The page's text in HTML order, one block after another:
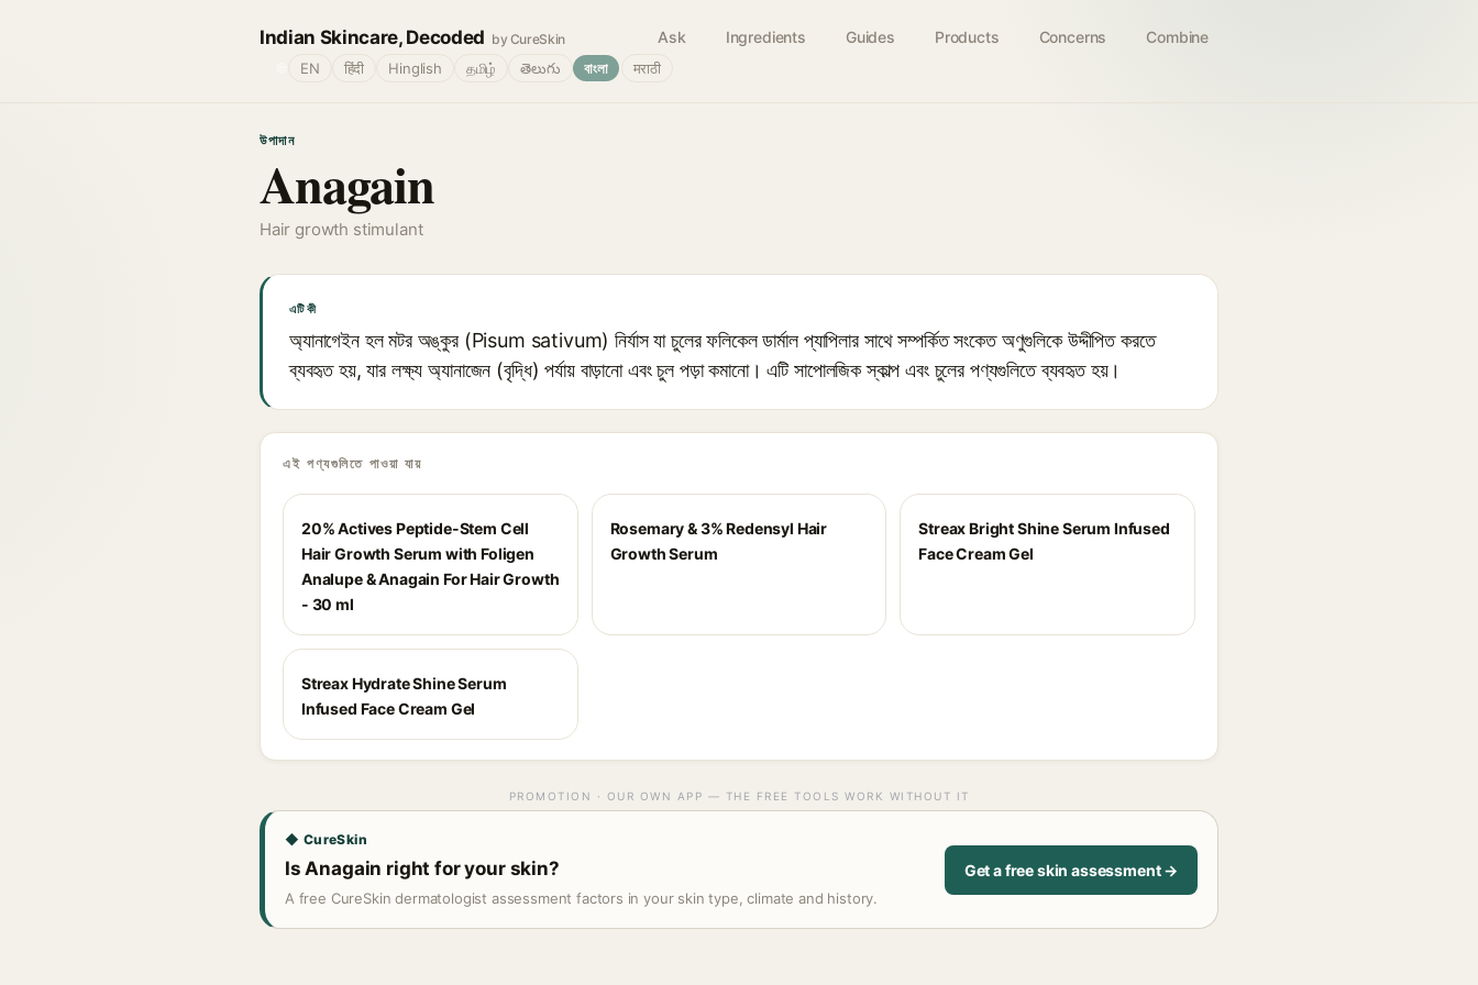
Indian Skincare, Decoded by CureSkin Ask Ingredients Guides Products Concerns Combine
EN हिंदी Hinglish தமிழ் తెలుగు বাংলা मराठी
উপাদান
Anagain
Hair growth stimulant
এটি কী
অ্যানাগেইন হল মটর অঙ্কুর (Pisum sativum) নির্যাস যা চুলের ফলিকেল ডার্মাল প্যাপিলার সাথে সম্পর্কিত সংকেত অণুগুলিকে উদ্দীপিত করতে
ব্যবহৃত হয়, যার লক্ষ্য অ্যানাজেন (বৃদ্ধি) পর্যায় বাড়ানো এবং চুল পড়া কমানো। এটি সাপোলজিক স্কাল্প এবং চুলের পণ্যগুলিতে ব্যবহৃত হয়।
এই পণ্যগুলিতে পাওয়া যায়
20% Actives Peptide-Stem Cell
Hair Growth Serum with Foligen
Analupe & Anagain For Hair Growth
- 30 ml
Rosemary & 3% Redensyl Hair
Growth Serum
Streax Bright Shine Serum Infused
Face Cream Gel
Streax Hydrate Shine Serum
Infused Face Cream Gel
PROMOTION · OUR OWN APP — THE FREE TOOLS WORK WITHOUT IT
◆ CureSkin
Is Anagain right for your skin?
A free CureSkin dermatologist assessment factors in your skin type, climate and history.
Get a free skin assessment →